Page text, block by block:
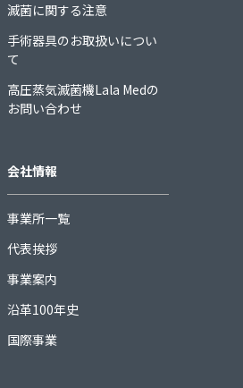
滅菌に関する注意
手術器具のお取扱いについ
て
高圧蒸気滅菌機Lala Medの
お問い合わせ
会社情報
事業所一覧
代表挨拶
事業案内
沿革100年史
国際事業